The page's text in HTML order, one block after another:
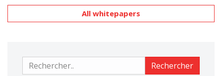
All whitepapers
Rechercher Rechercher